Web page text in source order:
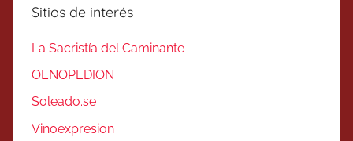
Sitios de interés
La Sacristía del Caminante
OENOPEDION
Soleado.se
Vinoexpresion